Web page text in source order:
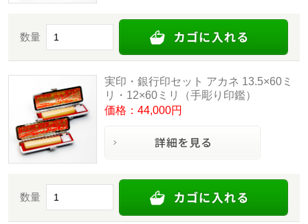
数量
実印・銀行印セット アカネ 13.5×60ミ
リ・12×60ミリ（手彫り印鑑）
価格：44,000円
数量